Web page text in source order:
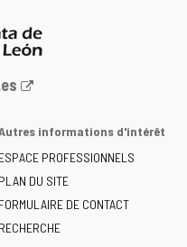
informations d'intérêt
ESPACE PROFESSIONNELS
PLAN DU SITE
FORMULAIRE DE CONTACT
RECHERCHE